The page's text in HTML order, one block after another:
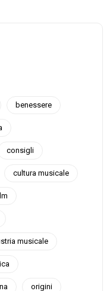
benessere
consigli
cultura musicale
musicale
origini